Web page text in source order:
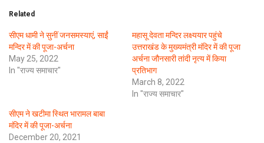
Related
सीएम धामी ने सुनीं जनसमस्याएं, साईं
मन्दिर में की पूजा-अर्चना
May 25, 2022
In "राज्य समाचार"
महासू देवता मन्दिर लक्ष्ययार पहुंचे
उत्तराखंड के मुख्यमंत्री मंदिर में की पूजा
अर्चना जौनसारी तांदी नृत्य में किया
प्रतिभाग
March 8, 2022
In "राज्य समाचार"
सीएम ने खटीमा स्थित भारामल बाबा
मंदिर में की पूजा-अर्चना
December 20, 2021